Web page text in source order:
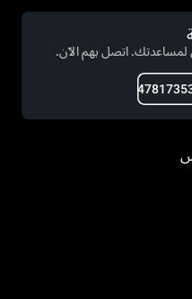
لمساعدتك. اتصل بهم الآن.